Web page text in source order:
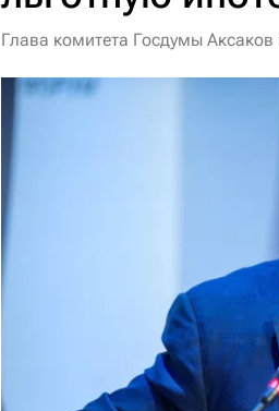
Глава комитета Госдумы Аксаков